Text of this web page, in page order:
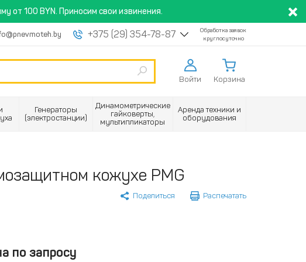
от 100 BYN. Приносим свои извинения.
+375 (29) 354-78-87
Обработка заявок
круглосуточно
Войти Корзина
Генераторы
(электростанции)
Динамометрические
гайковерты,
мультипликаторы
Аренда техники и
оборудования
кожухе PMG
Поделиться Распечатать
по запросу